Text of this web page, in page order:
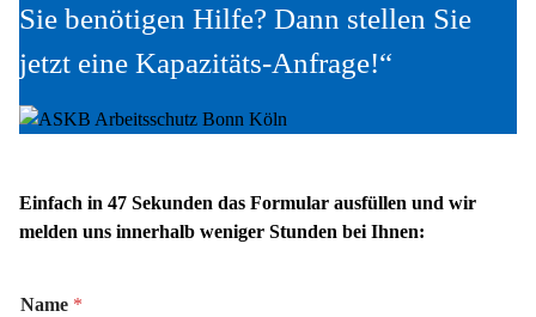
Sie benötigen Hilfe? Dann stellen Sie
jetzt eine Kapazitäts-Anfrage!“
Einfach in 47 Sekunden das Formular ausfüllen und wir
melden uns innerhalb weniger Stunden bei Ihnen:
Name *